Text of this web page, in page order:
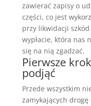
zawierać zapisy o
części, co jest
przy likwidacji
wypłacie, która nas
się na nią zgadzać.
Pierwsze
podjąć
Przede wszystkim
zamykających